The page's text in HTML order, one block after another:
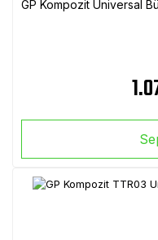
GP Kompozit Universal